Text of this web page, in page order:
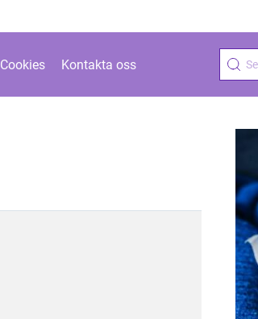
Cookies Kontakta oss